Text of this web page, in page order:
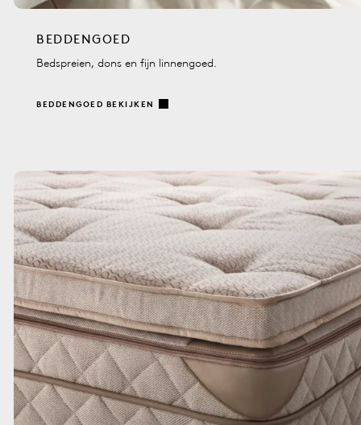
BEDDENGOED
Bedspreien, dons en fijn linnengoed.
BEDDENGOED BEKIJKEN